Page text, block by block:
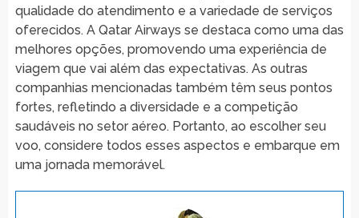
qualidade do atendimento e a variedade de serviços
oferecidos. A Qatar Airways se destaca como uma das
melhores opções, promovendo uma experiência de
viagem que vai além das expectativas. As outras
companhias mencionadas também têm seus pontos
fortes, refletindo a diversidade e a competição
saudáveis no setor aéreo. Portanto, ao escolher seu
voo, considere todos esses aspectos e embarque em
uma jornada memorável.